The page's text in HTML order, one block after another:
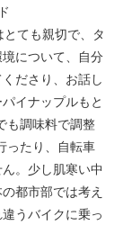
ても親切で、タ
について、自分
ださり、お話し
イナップルもと
も調味料で調整
ったり、自転車
。少し肌寒い中
都市部では考え
うバイクに乗っ